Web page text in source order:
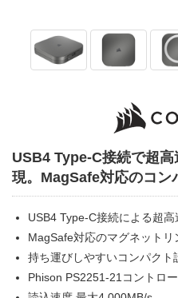
USB4 Type-C接続で超
現。MagSafe対応のコン
USB4 Type-C接続による超
MagSafe対応のマグネットリ
持ち運びしやすいコンパクト
Phison PS2251-21コントロ